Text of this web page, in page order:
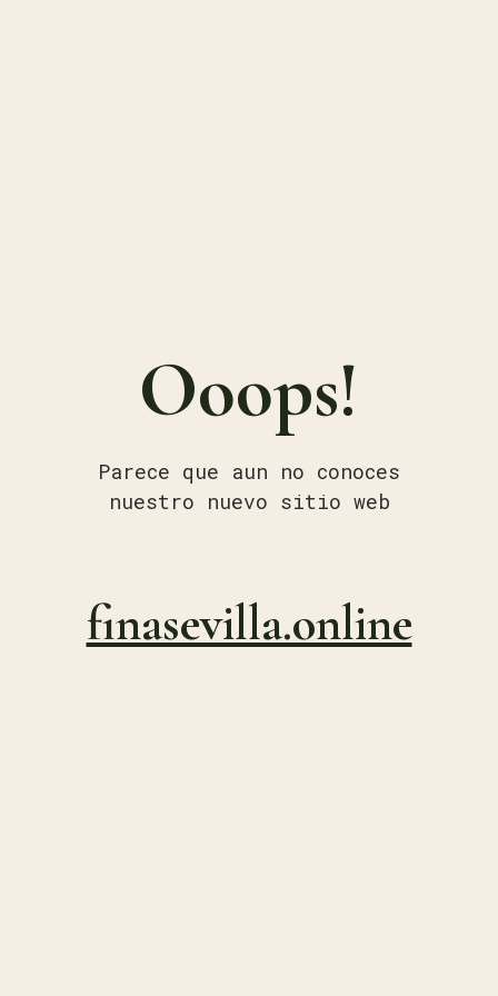
Ooops!
Parece que aun no conoces
nuestro nuevo sitio web
finasevilla.online